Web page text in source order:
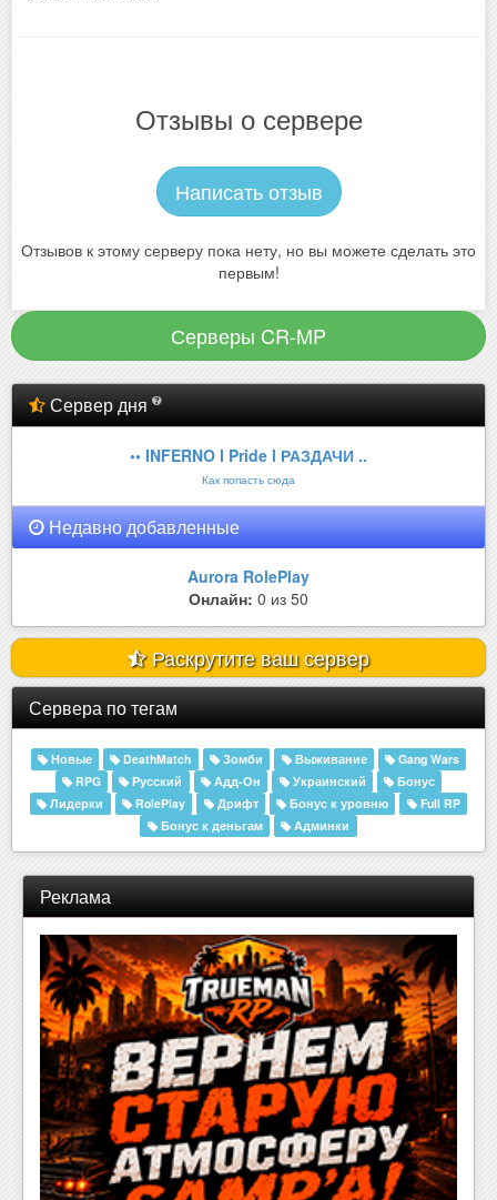
Отзывы о сервере
Написать отзыв
Отзывов к этому серверу пока нету, но вы можете сделать это
первым!
Серверы CR-MP
Сервер дня
•• INFERNO l Pride l РАЗДАЧИ ..
Как попасть сюда
Недавно добавленные
Aurora RolePlay
Онлайн: 0 из 50
Раскрутите ваш сервер
Сервера по тегам
Новые DeathMatch Зомби Выживание
Gang Wars
RPG
Русский Адд-Он Украинский
Бонус
Лидерки
RolePlay Дрифт Бонус к уровню
Full RP
Бонус к деньгам
Админки
Реклама